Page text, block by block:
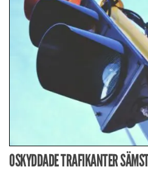
OSKYDDADE TRAFIKANTER